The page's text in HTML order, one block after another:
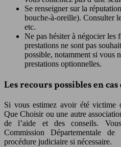
Se renseigner sur la
bouche-à-oreille). Consulter
etc.
Ne pas hésiter à négocier les
prestations ne sont pas
possible, notamment si vous
prestations optionnelles.
Les recours possibles en cas
Si vous estimez avoir été victime
Que Choisir ou une autre
de l’aide et des conseils.
Commission Départementale
procédure judiciaire si nécessaire.